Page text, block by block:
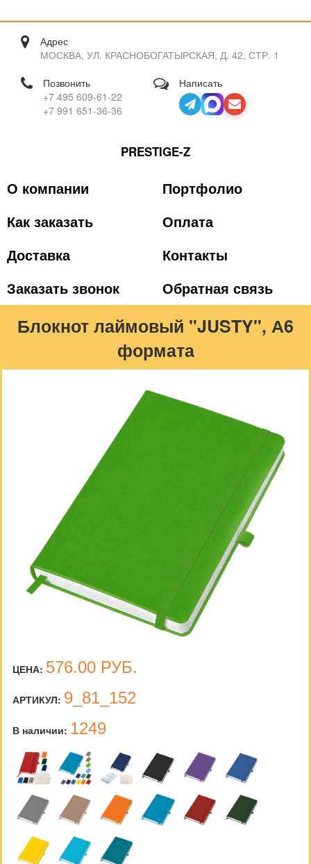
Адрес
МОСКВА, УЛ. КРАСНОБОГАТЫРСКАЯ, Д. 42, СТР. 1
Позвонить
+7 495 609-61-22
+7 991 651-36-36
Написать
PRESTIGE-Z
О компании
Портфолио
Как заказать
Оплата
Доставка
Контакты
Заказать звонок
Обратная связь
Блокнот лаймовый "JUSTY", А6
формата
ЦЕНА: 576.00 РУБ.
АРТИКУЛ: 9_81_152
В наличии: 1249